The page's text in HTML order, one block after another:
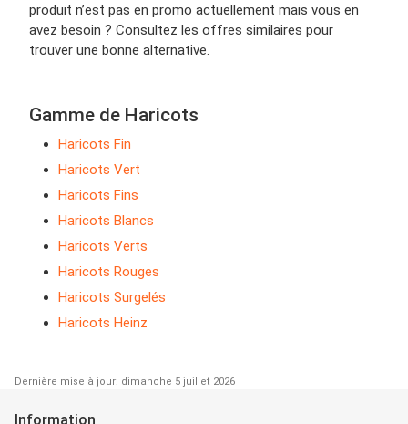
produit n’est pas en promo actuellement mais vous en
avez besoin ? Consultez les offres similaires pour
trouver une bonne alternative.
Gamme de Haricots
Haricots Fin
Haricots Vert
Haricots Fins
Haricots Blancs
Haricots Verts
Haricots Rouges
Haricots Surgelés
Haricots Heinz
Dernière mise à jour: dimanche 5 juillet 2026
Information